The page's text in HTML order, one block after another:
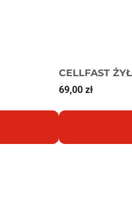
CELLFAST
69,00 zł